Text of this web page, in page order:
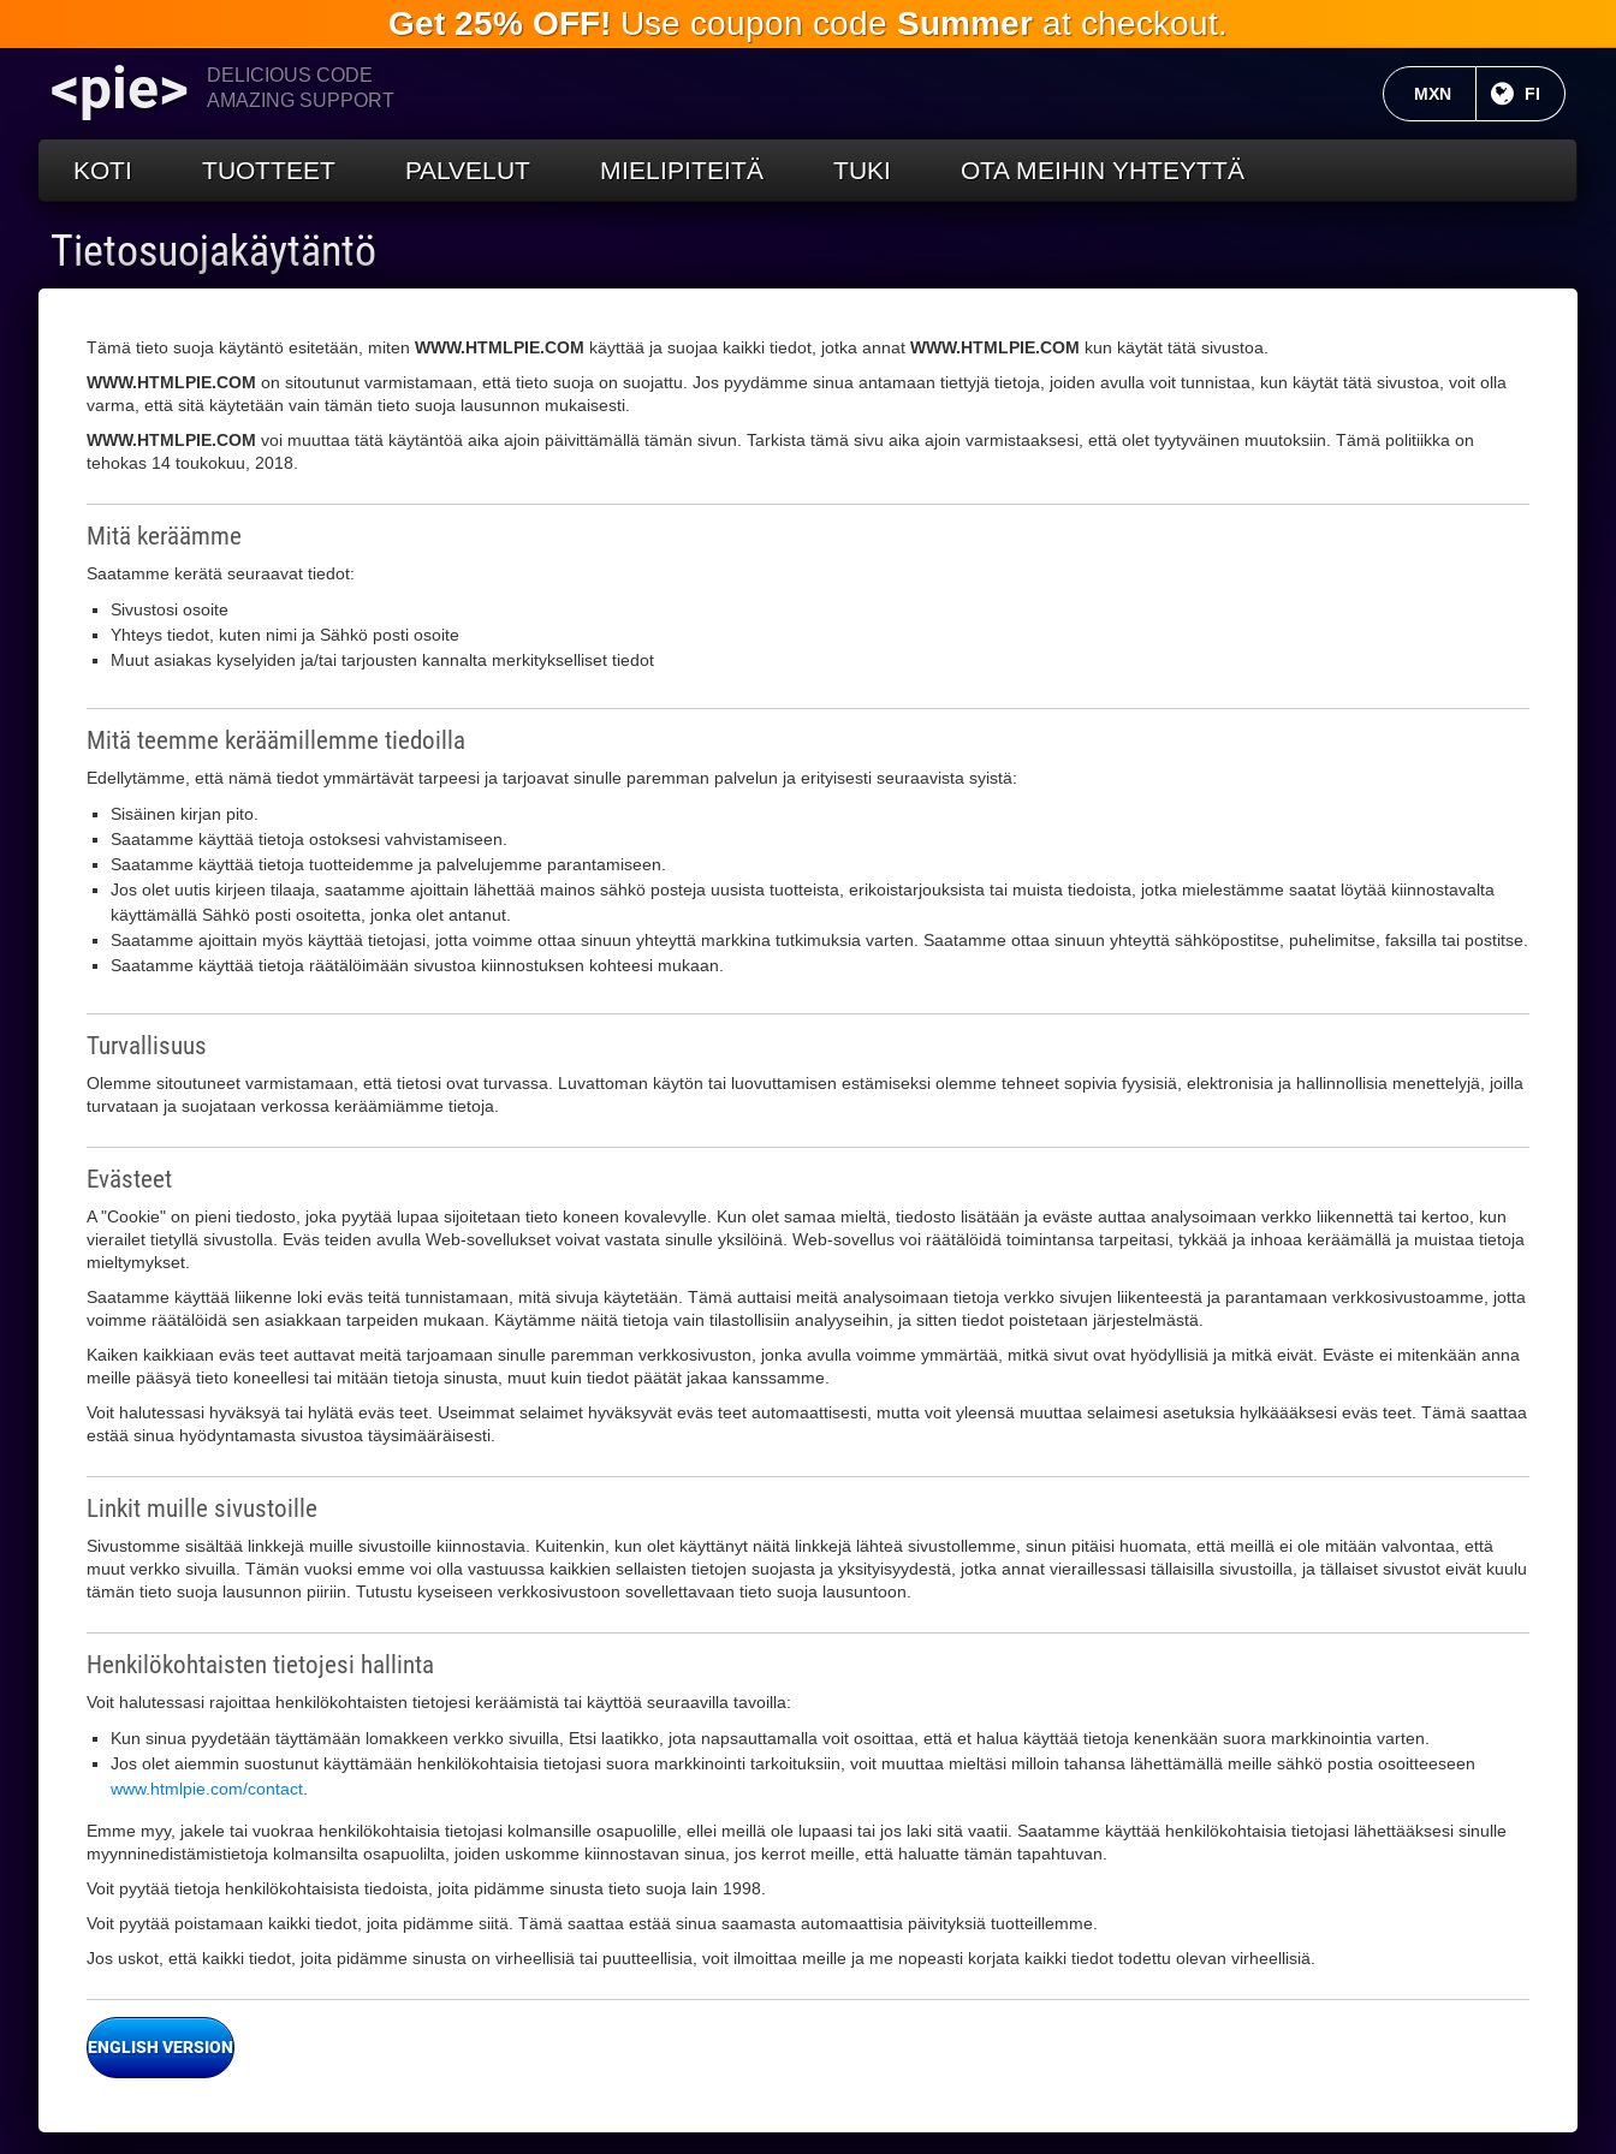
Siirry
pääsisältöön
Get 25% OFF! Use coupon code Summerat checkout.
<pie>
DELICIOUS CODE
AMAZING SUPPORT
FI
NYKYINEN VALUUTTA:
MXN
KOTI TUOTTEET PALVELUT MIELIPITEITÄ TUKI OTA MEIHIN YHTEYTTÄ
Tietosuojakäytäntö
Tämä tieto suoja käytäntö esitetään, miten WWW.HTMLPIE.COM käyttää ja suojaa kaikki tiedot, jotka annat WWW.HTMLPIE.COM kun käytät tätä sivustoa.
WWW.HTMLPIE.COM on sitoutunut varmistamaan, että tieto suoja on suojattu. Jos pyydämme sinua antamaan tiettyjä tietoja, joiden avulla voit tunnistaa, kun käytät tätä sivustoa, voit olla
varma, että sitä käytetään vain tämän tieto suoja lausunnon mukaisesti.
WWW.HTMLPIE.COM voi muuttaa tätä käytäntöä aika ajoin päivittämällä tämän sivun. Tarkista tämä sivu aika ajoin varmistaaksesi, että olet tyytyväinen muutoksiin. Tämä politiikka on
tehokas 14 toukokuu, 2018.
Mitä keräämme
Saatamme kerätä seuraavat tiedot:
Sivustosi osoite
Yhteys tiedot, kuten nimi ja Sähkö posti osoite
Muut asiakas kyselyiden ja/tai tarjousten kannalta merkitykselliset tiedot
Mitä teemme keräämillemme tiedoilla
Edellytämme, että nämä tiedot ymmärtävät tarpeesi ja tarjoavat sinulle paremman palvelun ja erityisesti seuraavista syistä:
Sisäinen kirjan pito.
Saatamme käyttää tietoja ostoksesi vahvistamiseen.
Saatamme käyttää tietoja tuotteidemme ja palvelujemme parantamiseen.
Jos olet uutis kirjeen tilaaja, saatamme ajoittain lähettää mainos sähkö posteja uusista tuotteista, erikoistarjouksista tai muista tiedoista, jotka mielestämme saatat löytää kiinnostavalta
käyttämällä Sähkö posti osoitetta, jonka olet antanut.
Saatamme ajoittain myös käyttää tietojasi, jotta voimme ottaa sinuun yhteyttä markkina tutkimuksia varten. Saatamme ottaa sinuun yhteyttä sähköpostitse, puhelimitse, faksilla tai postitse.
Saatamme käyttää tietoja räätälöimään sivustoa kiinnostuksen kohteesi mukaan.
Turvallisuus
Olemme sitoutuneet varmistamaan, että tietosi ovat turvassa. Luvattoman käytön tai luovuttamisen estämiseksi olemme tehneet sopivia fyysisiä, elektronisia ja hallinnollisia menettelyjä, joilla
turvataan ja suojataan verkossa keräämiämme tietoja.
Evästeet
A "Cookie" on pieni tiedosto, joka pyytää lupaa sijoitetaan tieto koneen kovalevylle. Kun olet samaa mieltä, tiedosto lisätään ja eväste auttaa analysoimaan verkko liikennettä tai kertoo, kun
vierailet tietyllä sivustolla. Eväs teiden avulla Web-sovellukset voivat vastata sinulle yksilöinä. Web-sovellus voi räätälöidä toimintansa tarpeitasi, tykkää ja inhoaa keräämällä ja muistaa tietoja
mieltymykset.
Saatamme käyttää liikenne loki eväs teitä tunnistamaan, mitä sivuja käytetään. Tämä auttaisi meitä analysoimaan tietoja verkko sivujen liikenteestä ja parantamaan verkkosivustoamme, jotta
voimme räätälöidä sen asiakkaan tarpeiden mukaan. Käytämme näitä tietoja vain tilastollisiin analyyseihin, ja sitten tiedot poistetaan järjestelmästä.
Kaiken kaikkiaan eväs teet auttavat meitä tarjoamaan sinulle paremman verkkosivuston, jonka avulla voimme ymmärtää, mitkä sivut ovat hyödyllisiä ja mitkä eivät. Eväste ei mitenkään anna
meille pääsyä tieto koneellesi tai mitään tietoja sinusta, muut kuin tiedot päätät jakaa kanssamme.
Voit halutessasi hyväksyä tai hylätä eväs teet. Useimmat selaimet hyväksyvät eväs teet automaattisesti, mutta voit yleensä muuttaa selaimesi asetuksia hylkäääksesi eväs teet. Tämä saattaa
estää sinua hyödyntamasta sivustoa täysimääräisesti.
Linkit muille sivustoille
Sivustomme sisältää linkkejä muille sivustoille kiinnostavia. Kuitenkin, kun olet käyttänyt näitä linkkejä lähteä sivustollemme, sinun pitäisi huomata, että meillä ei ole mitään valvontaa, että
muut verkko sivuilla. Tämän vuoksi emme voi olla vastuussa kaikkien sellaisten tietojen suojasta ja yksityisyydestä, jotka annat vieraillessasi tällaisilla sivustoilla, ja tällaiset sivustot eivät kuulu
tämän tieto suoja lausunnon piiriin. Tutustu kyseiseen verkkosivustoon sovellettavaan tieto suoja lausuntoon.
Henkilökohtaisten tietojesi hallinta
Voit halutessasi rajoittaa henkilökohtaisten tietojesi keräämistä tai käyttöä seuraavilla tavoilla:
Kun sinua pyydetään täyttämään lomakkeen verkko sivuilla, Etsi laatikko, jota napsauttamalla voit osoittaa, että et halua käyttää tietoja kenenkään suora markkinointia varten.
Jos olet aiemmin suostunut käyttämään henkilökohtaisia tietojasi suora markkinointi tarkoituksiin, voit muuttaa mieltäsi milloin tahansa lähettämällä meille sähkö postia osoitteeseen
www.htmlpie.com/contact
Emme myy, jakele tai vuokraa henkilökohtaisia tietojasi kolmansille osapuolille, ellei meillä ole lupaasi tai jos laki sitä vaatii. Saatamme käyttää henkilökohtaisia tietojasi lähettääksesi sinulle
myynninedistämistietoja kolmansilta osapuolilta, joiden uskomme kiinnostavan sinua, jos kerrot meille, että haluatte tämän tapahtuvan.
Voit pyytää tietoja henkilökohtaisista tiedoista, joita pidämme sinusta tieto suoja lain 1998.
Voit pyytää poistamaan kaikki tiedot, joita pidämme siitä. Tämä saattaa estää sinua saamasta automaattisia päivityksiä tuotteillemme.
Jos uskot, että kaikki tiedot, joita pidämme sinusta on virheellisiä tai puutteellisia, voit ilmoittaa meille ja me nopeasti korjata kaikki tiedot todettu olevan virheellisiä.
ENGLISH VERSION